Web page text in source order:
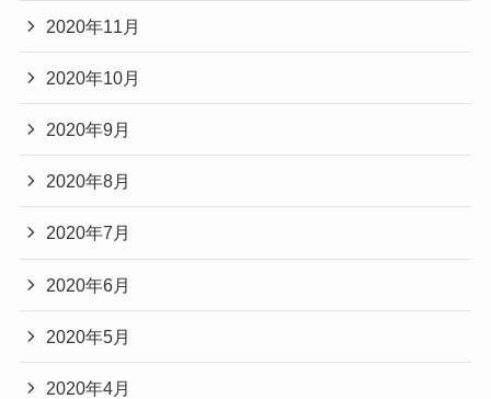
2020年11月
2020年10月
2020年9月
2020年8月
2020年7月
2020年6月
2020年5月
2020年4月